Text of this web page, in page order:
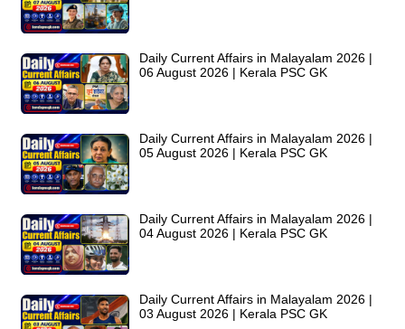
Daily Current Affairs in Malayalam 2026 |
06 August 2026 | Kerala PSC GK
Daily Current Affairs in Malayalam 2026 |
05 August 2026 | Kerala PSC GK
Daily Current Affairs in Malayalam 2026 |
04 August 2026 | Kerala PSC GK
Daily Current Affairs in Malayalam 2026 |
03 August 2026 | Kerala PSC GK